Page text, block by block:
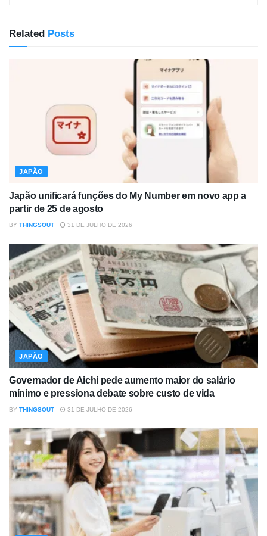
Related Posts
JAPÃO
Japão unificará funções do My Number em novo app a
partir de 25 de agosto
BY THINGSOUT 31 DE JULHO DE 2026
JAPÃO
Governador de Aichi pede aumento maior do salário
mínimo e pressiona debate sobre custo de vida
BY THINGSOUT 31 DE JULHO DE 2026